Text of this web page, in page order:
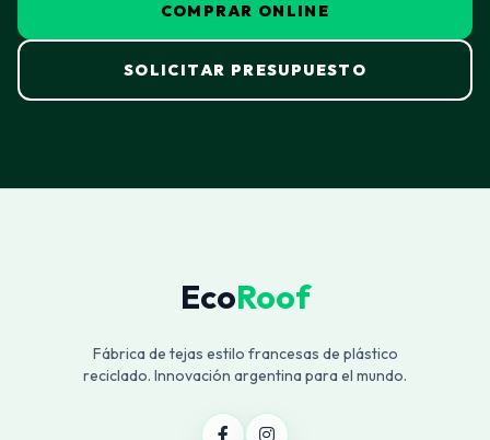
COMPRAR ONLINE
SOLICITAR PRESUPUESTO
EcoRoof
Fábrica de tejas estilo francesas de plástico
reciclado. Innovación argentina para el mundo.
ASISTENTE ECOROOF